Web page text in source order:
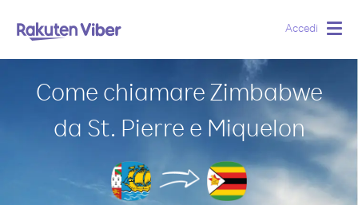
Accedi
Come chiamare Zimbabwe
da St. Pierre e Miquelon